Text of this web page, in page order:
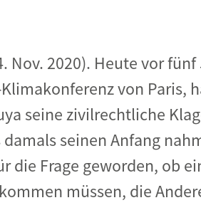
Zukunftsklage
Nov. 2020). Heute vor
von Paris,
seine zivilrechtliche
damals seinen Anfang
die Frage geworden, ob
müssen, die